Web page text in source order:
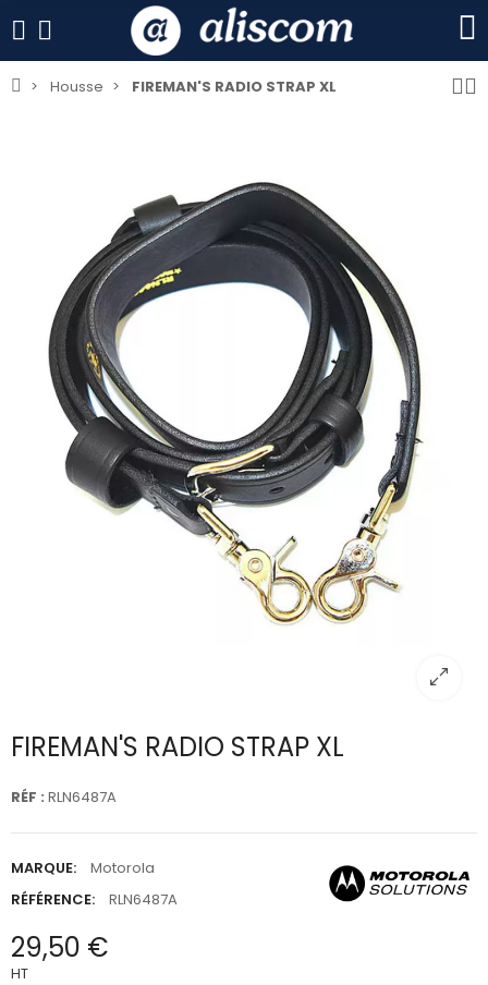
Housse FIREMAN'S RADIO STRAP XL
FIREMAN'S RADIO STRAP XL
RÉF : RLN6487A
MARQUE:
Motorola
RÉFÉRENCE:
RLN6487A
29,50 €
HT